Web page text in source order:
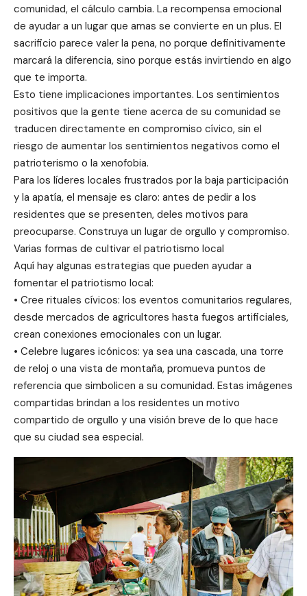
comunidad, el cálculo cambia. La recompensa emocional
de ayudar a un lugar que amas se convierte en un plus. El
sacrificio parece valer la pena, no porque definitivamente
marcará la diferencia, sino porque estás invirtiendo en algo
que te importa.
Esto tiene implicaciones importantes. Los sentimientos
positivos que la gente tiene acerca de su comunidad se
traducen directamente en compromiso cívico, sin el
riesgo de aumentar los sentimientos negativos como el
patrioterismo o la xenofobia.
Para los líderes locales frustrados por la baja participación
y la apatía, el mensaje es claro: antes de pedir a los
residentes que se presenten, deles motivos para
preocuparse. Construya un lugar de orgullo y compromiso.
Varias formas de cultivar el patriotismo local
Aquí hay algunas estrategias que pueden ayudar a
fomentar el patriotismo local:
• Cree rituales cívicos: los eventos comunitarios regulares,
desde mercados de agricultores hasta fuegos artificiales,
crean conexiones emocionales con un lugar.
• Celebre lugares icónicos: ya sea una cascada, una torre
de reloj o una vista de montaña, promueva puntos de
referencia que simbolicen a su comunidad. Estas imágenes
compartidas brindan a los residentes un motivo
compartido de orgullo y una visión breve de lo que hace
que su ciudad sea especial.